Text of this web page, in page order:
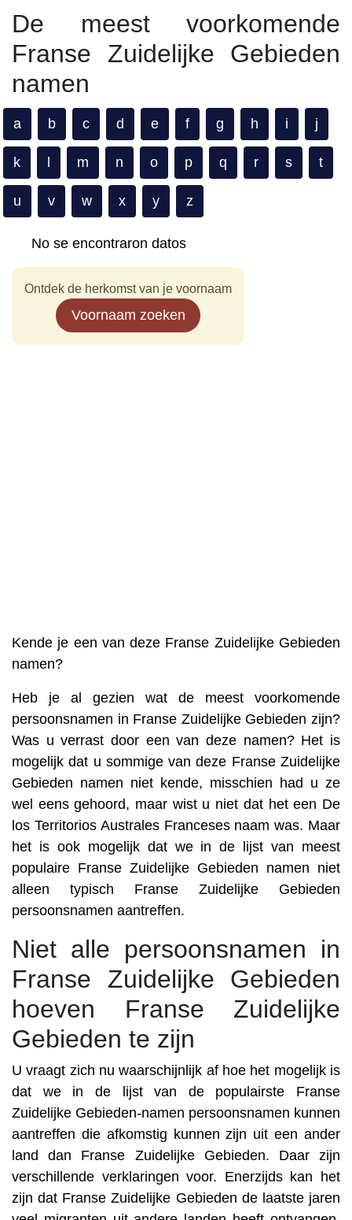
De meest voorkomende
Franse Zuidelijke Gebieden
namen
a b c d e f g h i j
k m n o p q r s t
u v w x y z
No se encontraron datos
Ontdek de herkomst van je voornaam
Voornaam zoeken
Kende je een van deze Franse Zuidelijke Gebieden
namen?
Heb je al gezien wat de meest voorkomende
persoonsnamen in Franse Zuidelijke Gebieden zijn?
Was u verrast door een van deze namen? Het is
mogelijk dat u sommige van deze Franse Zuidelijke
Gebieden namen niet kende, misschien had u ze
wel eens gehoord, maar wist u niet dat het een De
los Territorios Australes Franceses naam was. Maar
het is ook mogelijk dat we in de lijst van meest
populaire Franse Zuidelijke Gebieden namen niet
alleen typisch Franse Zuidelijke Gebieden
persoonsnamen aantreffen.
Niet alle persoonsnamen in
Franse Zuidelijke Gebieden
hoeven Franse Zuidelijke
Gebieden te zijn
U vraagt zich nu waarschijnlijk af hoe het mogelijk is
dat we in de lijst van de populairste Franse
Zuidelijke Gebieden-namen persoonsnamen kunnen
aantreffen die afkomstig kunnen zijn uit een ander
land dan Franse Zuidelijke Gebieden. Daar zijn
verschillende verklaringen voor. Enerzijds kan het
zijn dat Franse Zuidelijke Gebieden de laatste jaren